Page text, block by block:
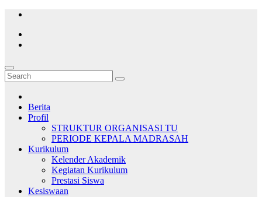
Skip
content
Berita
Profil
STRUKTUR ORGANISASI TU
PERIODE KEPALA MADRASAH
Kurikulum
Kelender Akademik
Kegiatan Kurikulum
Prestasi Siswa
Kesiswaan